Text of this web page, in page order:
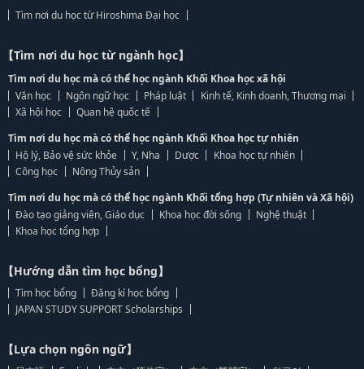
Tìm nơi du học từ Hiroshima Đại học
【Tìm nơi du học từ ngành học】
Tìm nơi du học mà có thể học ngành Khối Khoa học xã hội
Văn học
Ngôn ngữ học Pháp luật
Kinh tế, Kinh doanh, Thương mại
Xã hội học
Quan hệ quốc tế
Tìm nơi du học mà có thể học ngành Khối Khoa học tự nhiên
Hộ lý, Bảo vệ sức khỏe
Y, Nha Dược
Khoa học tự nhiên
Công học
Nông Thủy sản
Tìm nơi du học mà có thể học ngành Khối tổng hợp (Tự nhiên và Xã hội)
Đào tạo giảng viên, Giáo dục
Khoa học đời sống
Nghệ thuật
Khoa học tổng hợp
【Hướng dẫn tìm học bổng】
Tìm học bổng
Đăng kí học bổng
JAPAN STUDY SUPPORT Scholarships
【Lựa chọn ngôn ngữ】